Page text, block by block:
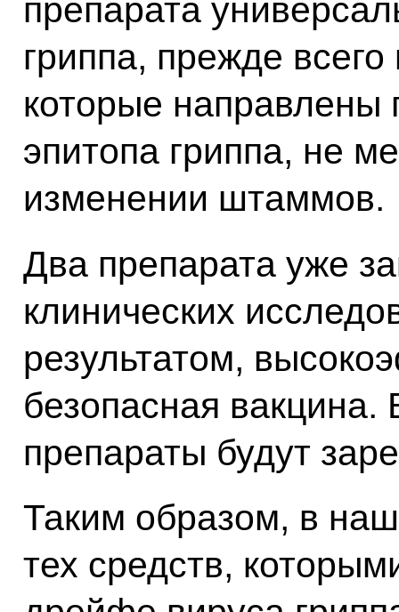
препарата
гриппа, прежде
которые направлены
эпитопа гриппа, не
изменении штаммов.
Два препарата уже
клинических
результатом,
безопасная
препараты будут
Таким образом, в
тех средств,